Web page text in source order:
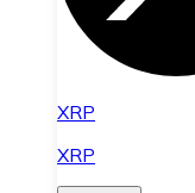
XRP
XRP